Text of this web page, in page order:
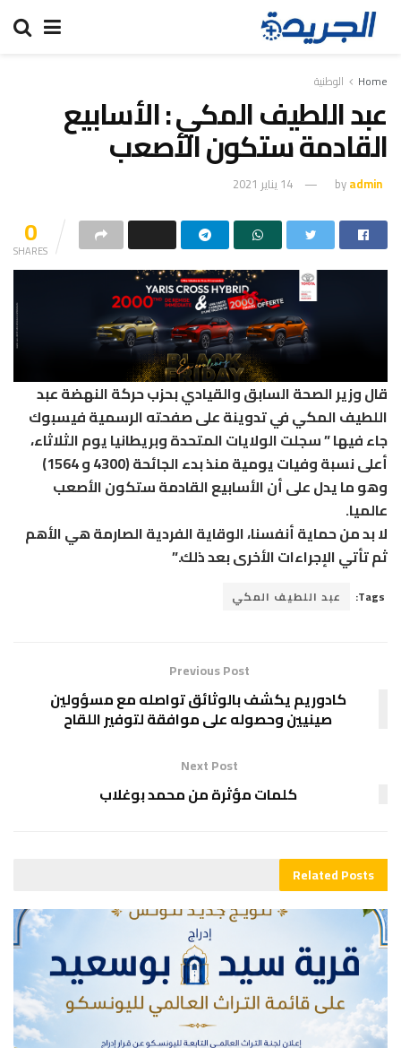
Home الوطنية
عبد اللطيف المكي : الأسابيع
القادمة ستكون الأصعب
byadmin 14 يناير 2021
0
SHARES
قال وزير الصحة السابق والقيادي بحزب حركة النهضة عبد
اللطيف المكي في تدوينة على صفحته الرسمية فيسبوك
جاء فيها ” سجلت الولايات المتحدة وبريطانيا يوم الثلاثاء،
أعلى نسبة وفيات يومية منذ بدء الجائحة (4300 و 1564)
وهو ما يدل على أن الأسابيع القادمة ستكون الأصعب
عالميا.
لا بد من حماية أنفسنا، الوقاية الفردية الصارمة هي الأهم
ثم تأتي الإجراءات الأخرى بعد ذلك.”
Tags: عبد اللطيف المكي
Previous Post
كادوريم يكشف بالوثائق تواصله مع مسؤولين
صينيين وحصوله على موافقة لتوفير اللقاح
Next Post
كلمات مؤثرة من محمد بوغلاب
RelatedPosts